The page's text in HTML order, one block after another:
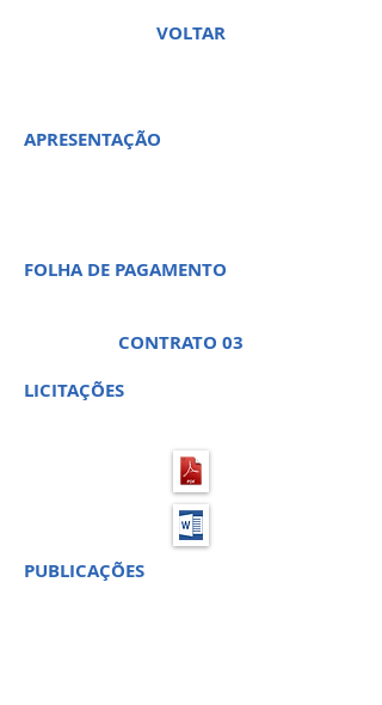
VOLTAR
APRESENTAÇÃO
FOLHA DE PAGAMENTO
CONTRATO 03
LICITAÇÕES
PUBLICAÇÕES